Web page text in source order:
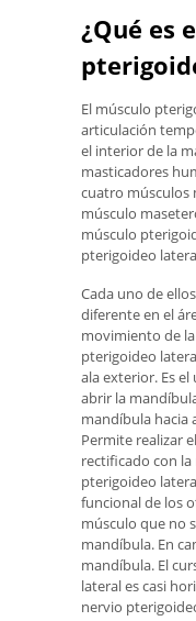
¿Qué es
El músculo
articulación
el interior de la
masticadores
cuatro músculos
músculo
músculo
pterigoideo
Cada uno de
diferente en el
movimiento de
pterigoideo
ala exterior. Es
abrir la
mandíbula hacia
Permite realizar
rectificado con
pterigoideo
funcional de los
músculo que no
mandíbula. En
mandíbula. El
lateral es casi
nervio